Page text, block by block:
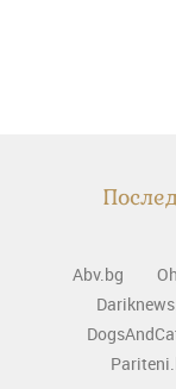
Abv.bg